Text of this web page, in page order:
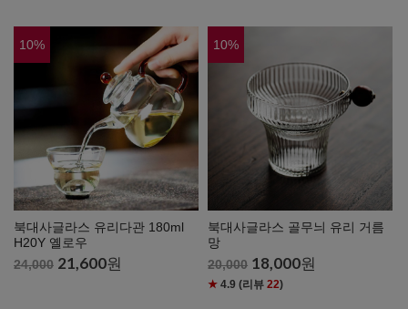
10%
북대사글라스 유리다관 180ml
H20Y 옐로우
24,000 21,600원
10%
북대사글라스 골무늬 유리 거름
망
20,000 18,000원
★ 4.9 (리뷰22)